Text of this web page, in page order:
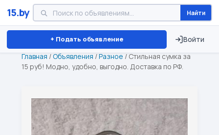
15.by Найти
+ Подать объявление Войти
Минск Витебск Брест ⏱ ТОЛЬКО 15 ДНЕЙ
Главная /Объявления /Разное / Стильная сумка за
15 руб! Модно, удобно, выгодно. Доставка по РФ.